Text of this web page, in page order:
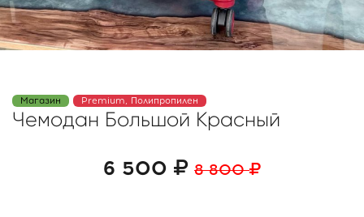
Магазин Premium, Полипропилен
Чемодан Большой Красный
6 500 8 800